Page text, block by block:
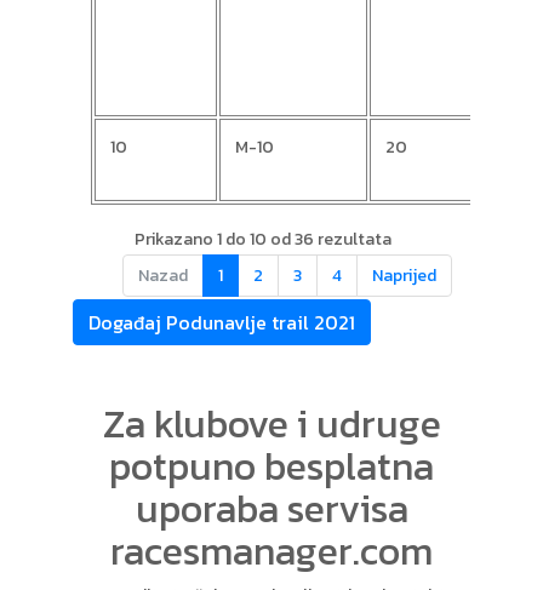
10 M-10 20
Prikazano 1 do 10 od 36 rezultata
Nazad
1 2 3 4 Naprijed
Događaj Podunavlje trail 2021
Za klubove i udruge
potpuno besplatna
uporaba servisa
racesmanager.com